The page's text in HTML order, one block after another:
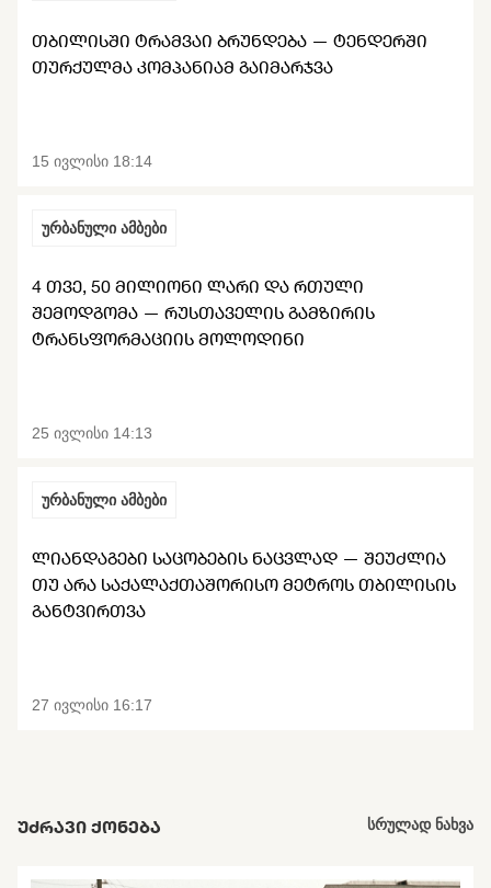
ᲗᲑᲘᲚᲘᲡᲨᲘ ᲢᲠᲐᲛᲕᲐᲘ ᲑᲠᲣᲜᲓᲔᲑᲐ — ᲢᲔᲜᲓᲔᲠᲨᲘ
ᲗᲣᲠᲥᲣᲚᲛᲐ ᲙᲝᲛᲞᲐᲜᲘᲐᲛ ᲒᲐᲘᲛᲐᲠᲯᲕᲐ
15 ივლისი 18:14
ურბანული ამბები
4 ᲗᲕᲔ, 50 ᲛᲘᲚᲘᲝᲜᲘ ᲚᲐᲠᲘ ᲓᲐ ᲠᲗᲣᲚᲘ
ᲨᲔᲛᲝᲓᲒᲝᲛᲐ — ᲠᲣᲡᲗᲐᲕᲔᲚᲘᲡ ᲒᲐᲛᲖᲘᲠᲘᲡ
ᲢᲠᲐᲜᲡᲤᲝᲠᲛᲐᲪᲘᲘᲡ ᲛᲝᲚᲝᲓᲘᲜᲘ
25 ივლისი 14:13
ურბანული ამბები
ᲚᲘᲐᲜᲓᲐᲒᲔᲑᲘ ᲡᲐᲪᲝᲑᲔᲑᲘᲡ ᲜᲐᲪᲕᲚᲐᲓ — ᲨᲔᲣᲫᲚᲘᲐ
ᲗᲣ ᲐᲠᲐ ᲡᲐᲥᲐᲚᲐᲥᲗᲐᲨᲝᲠᲘᲡᲝ ᲛᲔᲢᲠᲝᲡ ᲗᲑᲘᲚᲘᲡᲘᲡ
ᲒᲐᲜᲢᲕᲘᲠᲗᲕᲐ
27 ივლისი 16:17
ᲣᲫᲠᲐᲕᲘ ᲥᲝᲜᲔᲑᲐ სრულად ნახვა